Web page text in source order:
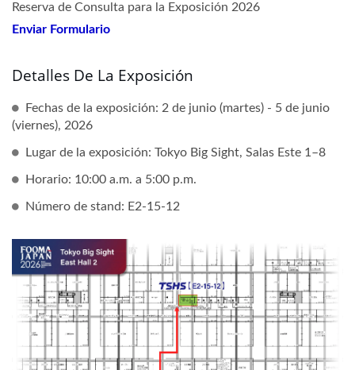
Reserva de Consulta para la Exposición 2026
Enviar Formulario
Detalles De La Exposición
Fechas de la exposición: 2 de junio (martes) - 5 de junio
(viernes), 2026
Lugar de la exposición: Tokyo Big Sight, Salas Este 1–8
Horario: 10:00 a.m. a 5:00 p.m.
Número de stand: E2-15-12